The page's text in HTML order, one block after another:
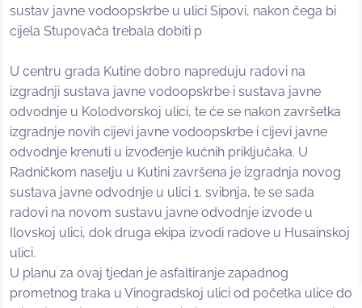
sustav javne vodoopskrbe u ulici Sipovi, nakon čega bi
cijela Stupovača trebala dobiti p
U centru grada Kutine dobro napreduju radovi na
izgradnji sustava javne vodoopskrbe i sustava javne
odvodnje u Kolodvorskoj ulici, te će se nakon završetka
izgradnje novih cijevi javne vodoopskrbe i cijevi javne
odvodnje krenuti u izvođenje kućnih priključaka. U
Radničkom naselju u Kutini završena je izgradnja novog
sustava javne odvodnje u ulici 1. svibnja, te se sada
radovi na novom sustavu javne odvodnje izvode u
Ilovskoj ulici, dok druga ekipa izvodi radove u Husainskoj
ulici.
U planu za ovaj tjedan je asfaltiranje zapadnog
prometnog traka u Vinogradskoj ulici od početka ulice do